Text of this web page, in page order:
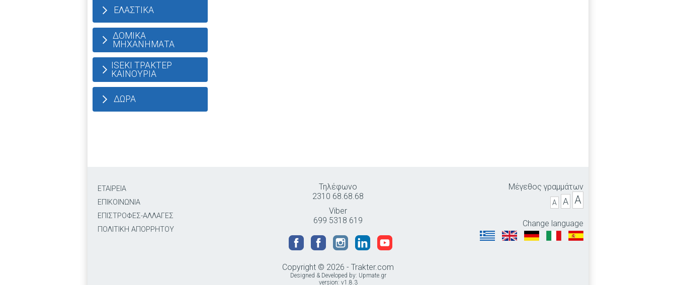
ΕΛΑΣΤΙΚΑ
ΔΟΜΙΚΑ
ΜΗΧΑΝΗΜΑΤΑ
ISEKI ΤΡΑΚΤΕΡ
ΚΑΙΝΟΥΡΙΑ
ΔΩΡΑ
ΕΤΑΙΡΕΙΑ
ΕΠΙΚΟΙΝΩΝΙΑ
ΕΠΙΣΤΡΟΦΕΣ-ΑΛΛΑΓΕΣ
ΠΟΛΙΤΙΚΗ ΑΠΟΡΡΗΤΟΥ
Τηλέφωνο
2310 68.68.68
Viber
699 5318 619
Copyright © 2026 - Trakter.com
Designed & Developed by: Upmate.gr
version: v1.8.3
Μέγεθος γραμμάτων
A A A
Change language